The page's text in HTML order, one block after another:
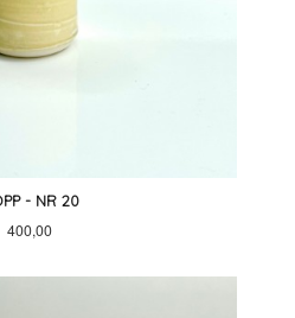
- NR 20
Pris
400,00